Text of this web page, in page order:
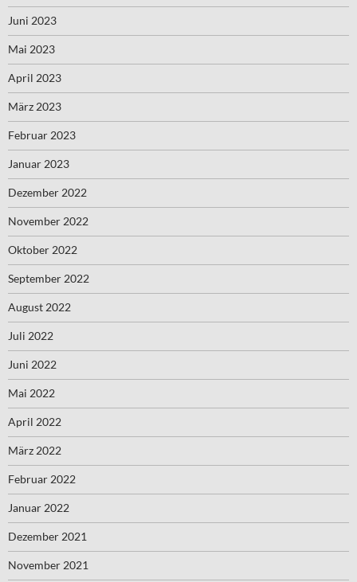
Juni 2023
Mai 2023
April 2023
März 2023
Februar 2023
Januar 2023
Dezember 2022
November 2022
Oktober 2022
September 2022
August 2022
Juli 2022
Juni 2022
Mai 2022
April 2022
März 2022
Februar 2022
Januar 2022
Dezember 2021
November 2021